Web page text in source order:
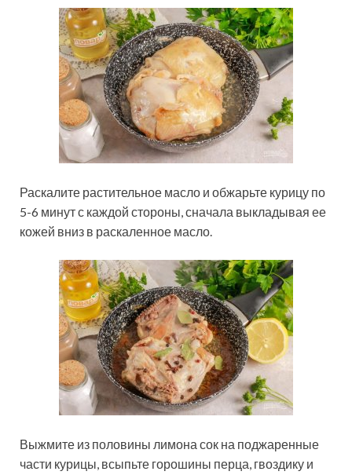
Раскалите растительное масло и обжарьте курицу по
5-6 минут с каждой стороны, сначала выкладывая ее
кожей вниз в раскаленное масло.
Выжмите из половины лимона сок на поджаренные
части курицы, всыпьте горошины перца, гвоздику и